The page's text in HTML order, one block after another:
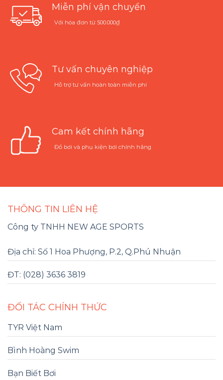
Miễn phí vận chuyển
Với hóa đơn từ 500.000₫
Tư vấn chuyên nghiệp
Hỗ trợ tư vấn hoàn toàn miễn phí
Cam kết chính hãng
Đồ bơi và phụ kiện bơi chính hãng
THÔNG TIN LIÊN HỆ
Công ty TNHH NEW AGE SPORTS
Địa chỉ: Số 1 Hoa Phượng, P.2, Q.Phú Nhuận
ĐT: (028) 3636 3819
ĐỐI TÁC CHÍNH THỨC
TYR Việt Nam
Bình Hoàng Swim
Bạn Biết Bơi